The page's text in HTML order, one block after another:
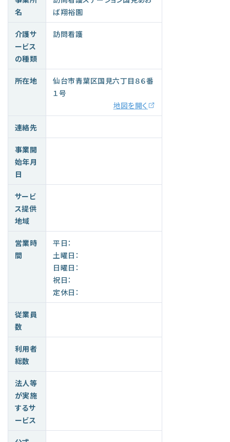
名
ば翔裕園
介護サ
ービス
の種類
訪問看護
所在地
仙台市青葉区国見六丁目８６番
１号
地図を開く
連絡先
事業開
始年月
日
サービ
ス提供
地域
営業時
間
平日：
土曜日：
日曜日：
祝日：
定休日：
従業員
数
利用者
総数
法人等
が実施
するサ
ービス